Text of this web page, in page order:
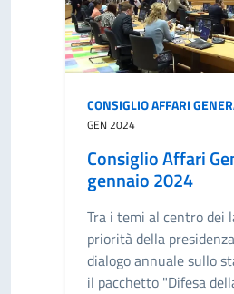
CONSIGLIO AFFARI
GEN 2024
Consiglio Affari
gennaio 2024
Tra i temi al centro dei
priorità della
dialogo annuale sullo
il pacchetto "Difesa